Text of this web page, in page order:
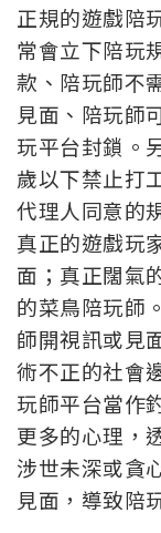
正規的遊戲陪
常會立下陪玩
款、陪玩師不
見面、陪玩師
玩平台封鎖。
歲以下禁止打
代理人同意的
真正的遊戲玩
面；真正闊氣
的菜鳥陪玩師
師開視訊或見
術不正的社會
玩師平台當作
更多的心理，
涉世未深或貪
見面，導致陪